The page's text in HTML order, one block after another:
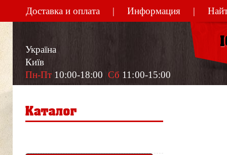
Доставка и оплата Информация
Україна
Київ
Пн-Пт 10:00-18:00 Сб 11:00-15:00